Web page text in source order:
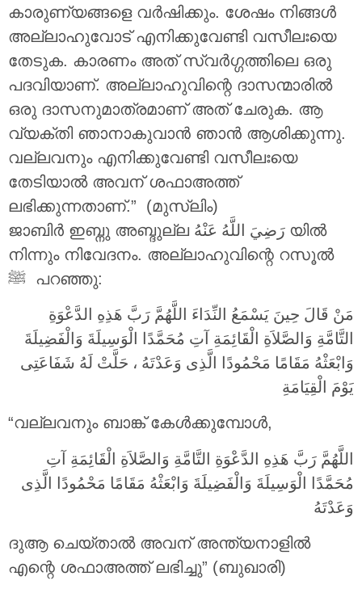
കാരുണ്യങ്ങളെ വർഷിക്കും. ശേഷം നിങ്ങൾ
അല്ലാഹുവോട് എനിക്കുവേണ്ടി വസീലഃയെ
തേടുക. കാരണം അത് സ്വർഗ്ഗത്തിലെ ഒരു
പദവിയാണ്. അല്ലാഹുവിന്റെ ദാസന്മാരിൽ
ഒരു ദാസനുമാത്രമാണ് അത് ചേരുക. ആ
വ്യക്തി ഞാനാകുവാൻ ഞാൻ ആശിക്കുന്നു.
വല്ലവനും എനിക്കുവേണ്ടി വസീലഃയെ
തേടിയാൽ അവന് ശഫാഅത്ത്
ലഭിക്കുന്നതാണ്.” (മുസ്ലിം)
ജാബിർ ഇബ്നു അബ്ദുല്ല
യിൽ
നിന്നും നിവേദനം. അല്ലാഹുവിന്റെ റസൂൽ
‎ﷺ പറഞ്ഞു:
مَنْ قَالَ حِينَ يَسْمَعُ النِّدَاءَ اللَّهُمَّ رَبَّ هَذِهِ الدَّعْوَةِ
التَّامَّةِ وَالصَّلاَةِ الْقَائِمَةِ آتِ مُحَمَّدًا الْوَسِيلَةَ وَالْفَضِيلَةَ
وَابْعَثْهُ مَقَامًا مَحْمُودًا الَّذِى وَعَدْتَهُ ، حَلَّتْ لَهُ شَفَاعَتِى
يَوْمَ الْقِيَامَةِ
“വല്ലവനും ബാങ്ക് കേൾക്കുമ്പോൾ,
اللَّهُمَّ رَبَّ هَذِهِ الدَّعْوَةِ التَّامَّةِ وَالصَّلاَةِ الْقَائِمَةِ آتِ
مُحَمَّدًا الْوَسِيلَةَ وَالْفَضِيلَةَ وَابْعَثْهُ مَقَامًا مَحْمُودًا الَّذِى
وَعَدْتَهُ
ദുആ ചെയ്താൽ അവന് അന്ത്യനാളിൽ
എന്റെ ശഫാഅത്ത് ലഭിച്ചു” (ബുഖാരി)